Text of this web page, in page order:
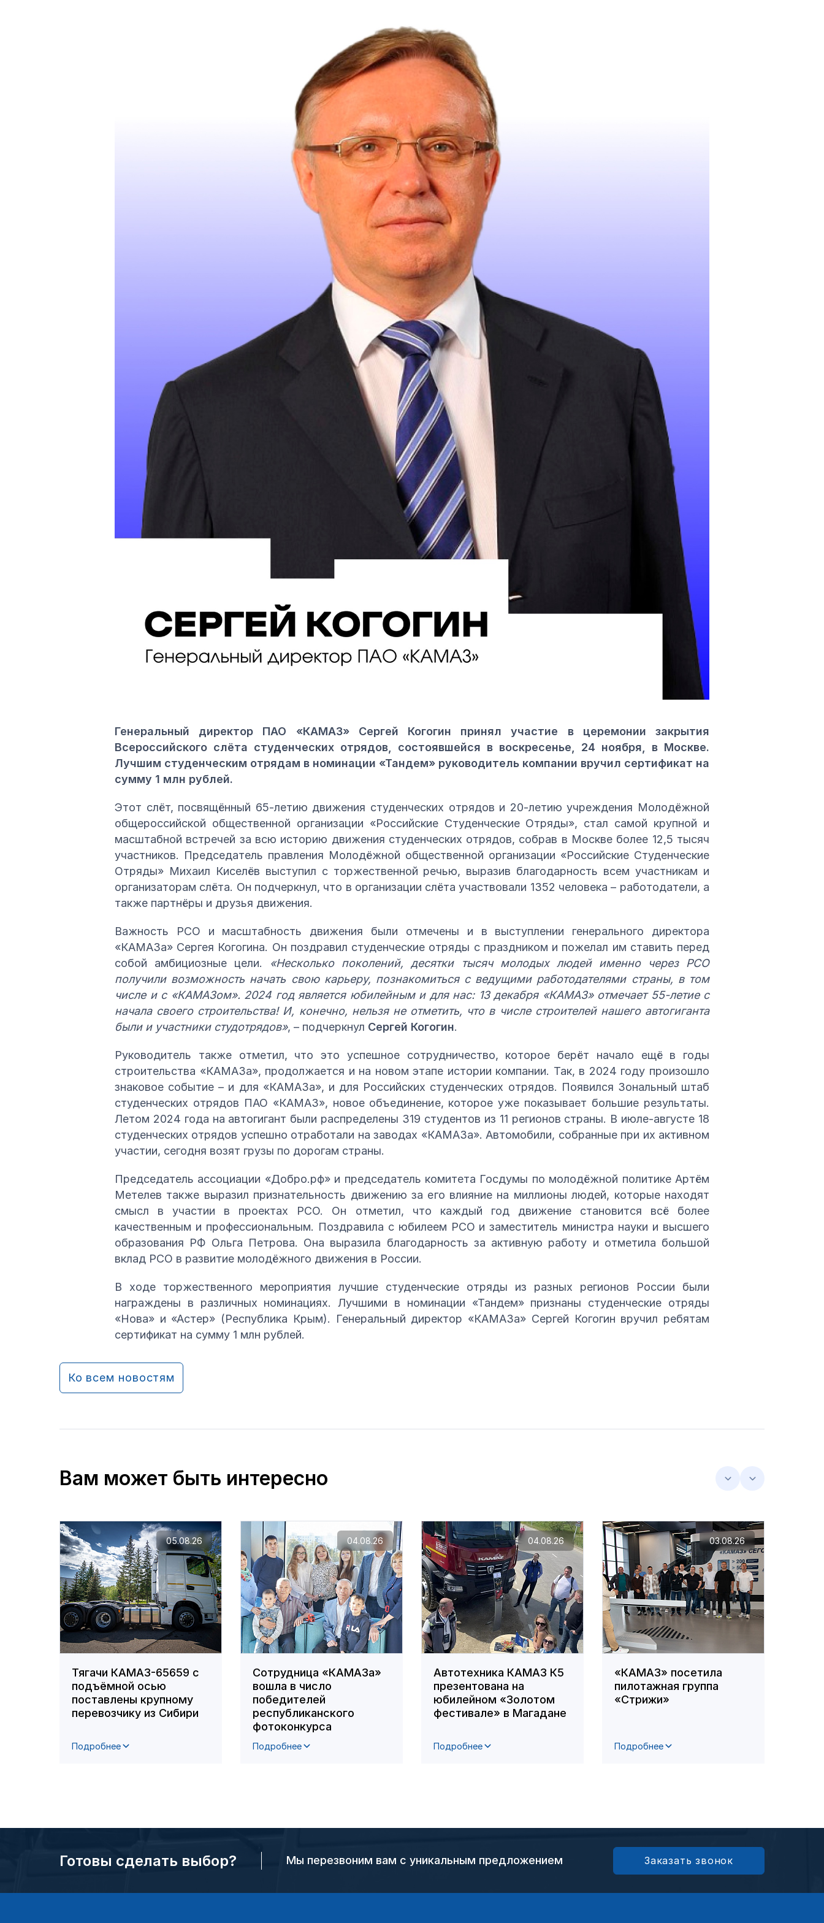
Генеральный директор ПАО «КАМАЗ» Сергей Когогин принял участие в церемонии закрытия
Всероссийского слёта студенческих отрядов, состоявшейся в воскресенье, 24 ноября, в Москве.
Лучшим студенческим отрядам в номинации «Тандем» руководитель компании вручил сертификат на
сумму 1 млн рублей.
Этот слёт, посвящённый 65-летию движения студенческих отрядов и 20-летию учреждения Молодёжной
общероссийской общественной организации «Российские Студенческие Отряды», стал самой крупной и
масштабной встречей за всю историю движения студенческих отрядов, собрав в Москве более 12,5 тысяч
участников. Председатель правления Молодёжной общественной организации «Российские Студенческие
Отряды» Михаил Киселёв выступил с торжественной речью, выразив благодарность всем участникам и
организаторам слёта. Он подчеркнул, что в организации слёта участвовали 1352 человека – работодатели, а
также партнёры и друзья движения.
Важность РСО и масштабность движения были отмечены и в выступлении генерального директора
«КАМАЗа» Сергея Когогина. Он поздравил студенческие отряды с праздником и пожелал им ставить перед
собой амбициозные цели. «Несколько поколений, десятки тысяч молодых людей именно через РСО
получили возможность начать свою карьеру, познакомиться с ведущими работодателями страны, в том
числе и с «КАМАЗом». 2024 год является юбилейным и для нас: 13 декабря «КАМАЗ» отмечает 55-летие с
начала своего строительства! И, конечно, нельзя не отметить, что в числе строителей нашего автогиганта
были и участники студотрядов», – подчеркнул Сергей Когогин.
Руководитель также отметил, что это успешное сотрудничество, которое берёт начало ещё в годы
строительства «КАМАЗа», продолжается и на новом этапе истории компании. Так, в 2024 году произошло
знаковое событие – и для «КАМАЗа», и для Российских студенческих отрядов. Появился Зональный штаб
студенческих отрядов ПАО «КАМАЗ», новое объединение, которое уже показывает большие результаты.
Летом 2024 года на автогигант были распределены 319 студентов из 11 регионов страны. В июле-августе 18
студенческих отрядов успешно отработали на заводах «КАМАЗа». Автомобили, собранные при их активном
участии, сегодня возят грузы по дорогам страны.
Председатель ассоциации «Добро.рф» и председатель комитета Госдумы по молодёжной политике Артём
Метелев также выразил признательность движению за его влияние на миллионы людей, которые находят
смысл в участии в проектах РСО. Он отметил, что каждый год движение становится всё более
качественным и профессиональным. Поздравила с юбилеем РСО и заместитель министра науки и высшего
образования РФ Ольга Петрова. Она выразила благодарность за активную работу и отметила большой
вклад РСО в развитие молодёжного движения в России.
В ходе торжественного мероприятия лучшие студенческие отряды из разных регионов России были
награждены в различных номинациях. Лучшими в номинации «Тандем» признаны студенческие отряды
«Нова» и «Астер» (Республика Крым). Генеральный директор «КАМАЗа» Сергей Когогин вручил ребятам
сертификат на сумму 1 млн рублей.
Ко всем новостям
Вам может быть интересно
Тягачи КАМАЗ-65659 с
подъёмной осью
поставлены крупному
перевозчику из Сибири
Подробнее
05.08.26
Сотрудница «КАМАЗа»
вошла в число
победителей
республиканского
фотоконкурса
Подробнее
04.08.26
Автотехника КАМАЗ К5
презентована на
юбилейном «Золотом
фестивале» в Магадане
Подробнее
04.08.26
«КАМАЗ» посетила
пилотажная группа
«Стрижи»
Подробнее
03.08.26
Готовы сделать выбор? Мы перезвоним вам с уникальным предложением Заказать звонок